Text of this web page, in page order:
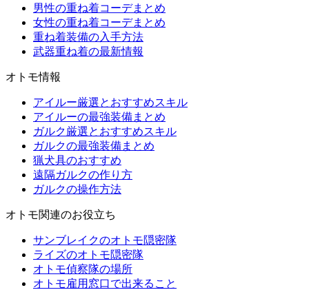
男性の重ね着コーデまとめ
女性の重ね着コーデまとめ
重ね着装備の入手方法
武器重ね着の最新情報
オトモ情報
アイルー厳選とおすすめスキル
アイルーの最強装備まとめ
ガルク厳選とおすすめスキル
ガルクの最強装備まとめ
猟犬具のおすすめ
遠隔ガルクの作り方
ガルクの操作方法
オトモ関連のお役立ち
サンブレイクのオトモ隠密隊
ライズのオトモ隠密隊
オトモ偵察隊の場所
オトモ雇用窓口で出来ること